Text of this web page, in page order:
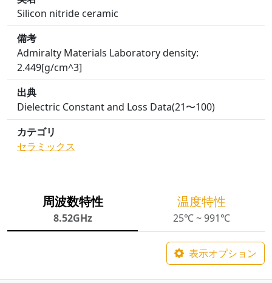
Silicon nitride ceramic
備考
Admiralty Materials Laboratory density:
2.449[g/cm^3]
出典
Dielectric Constant and Loss Data(21〜100)
カテゴリ
セラミックス
周波数特性
8.52GHz
温度特性
25℃ ~ 991℃
表示オプション